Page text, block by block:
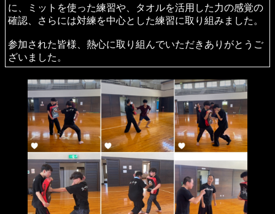
この大会は、伝統武術に特化した唯一の大会であり、錚々
たるメンバーが集まります。
対練では、通常の大会とは異なり、迫力ある演武を目標に
して臨みました。その結果、皆様から高く評価され、見事
大会運営スタッフの皆様、出場選手の皆様、そして応援に
来てくださった皆様、ありがとうございました。お疲れ様
でした。